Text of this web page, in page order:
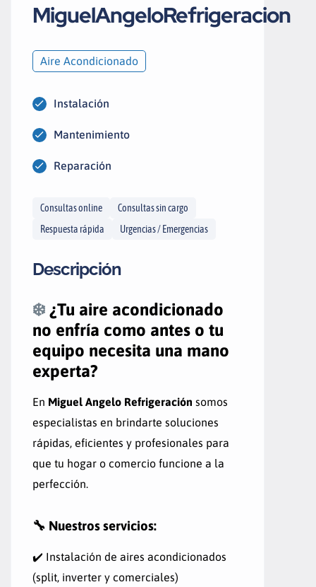
MiguelAngeloRefrigeracion
Aire Acondicionado
Instalación
Mantenimiento
Reparación
Consultas online
Consultas sin cargo
Respuesta rápida
Urgencias / Emergencias
Descripción
❄️ ¿Tu aire acondicionado
no enfría como antes o tu
equipo necesita una mano
experta?
En Miguel Angelo Refrigeración somos
especialistas en brindarte soluciones
rápidas, eficientes y profesionales para
que tu hogar o comercio funcione a la
perfección.
🔧 Nuestros servicios:
✔️ Instalación de aires acondicionados
(split, inverter y comerciales)